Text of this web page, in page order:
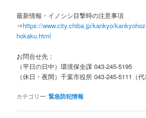
最新情報・イノシシ目撃時の注意事項
⇒https://www.city.chiba.jp/kankyo/
hokaku.html
お問合せ先：
（平日の日中）環境保全課 043-245-5195
（休日・夜間）千葉市役所 043-245-5111（代
カテゴリー:緊急防犯情報